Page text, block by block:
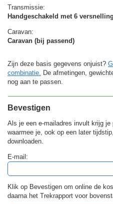
Transmissie:
Handgeschakeld met 6
Caravan:
Caravan (bij passend)
Zijn deze basis gegevens onjuist?
combinatie. De afmetingen,
nog aan te passen.
Bevestigen
Als je een e-mailadres invult krijg je
waarmee je, ook op een later
downloaden.
E-mail:
Klik op Bevestigen om online de
daarna het Trekrapport voor